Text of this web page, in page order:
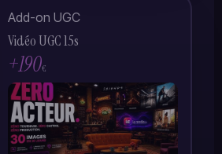
Add-on UGC
Vidéo UGC 15s
+190€